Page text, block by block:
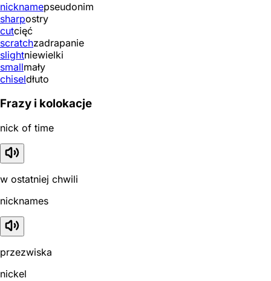
nicknamepseudonim
sharpostry
cutcięć
scratchzadrapanie
slightniewielki
smallmały
chiseldłuto
Frazy i kolokacje
nick of time
w ostatniej chwili
nicknames
przezwiska
nickel